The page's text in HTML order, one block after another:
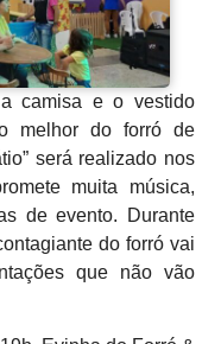
camisa e o vestido
melhor do forró de
será realizado nos
muita música,
de evento. Durante
do forró vai
que não vão